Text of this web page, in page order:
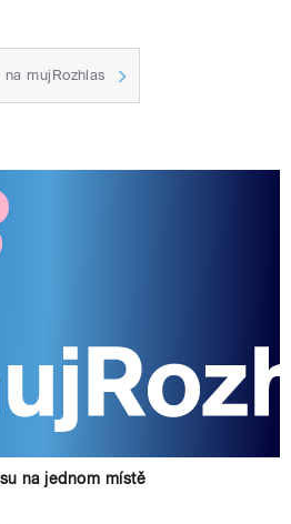
mujRozhlas
na jednom místě